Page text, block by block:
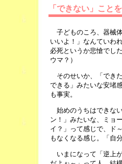
「できない」こと
子どものころ、器械
いいよ！」なんていわ
必死というか悲愴でし
ウマ？）
そのせいか、「でき
できる」みたいな安堵
も事実。
始めのうちはできな
ン！」みたいな、ミョ
イ？」って感じで、ド
もなくなる感じ。「自
いまになって「逆上